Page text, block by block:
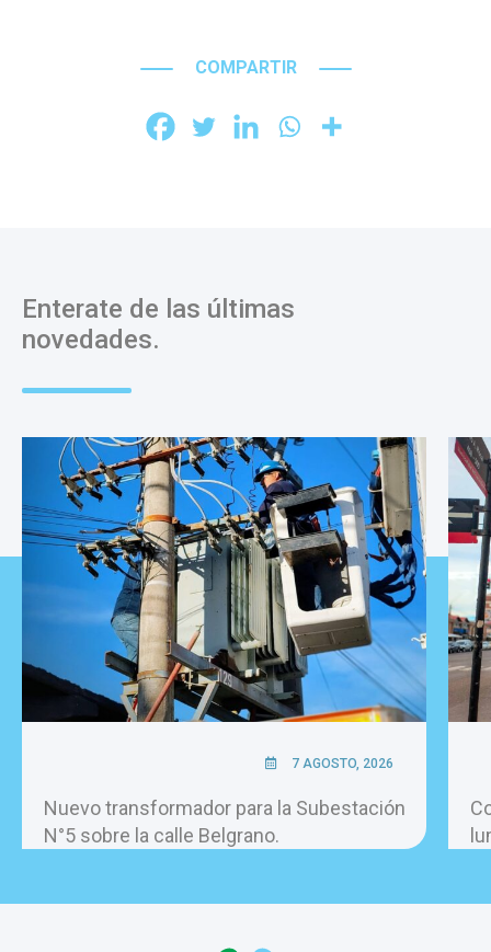
COMPARTIR
Enterate de las últimas
novedades.
7 AGOSTO, 2026
Nuevo transformador para la Subestación
N°5 sobre la calle Belgrano.